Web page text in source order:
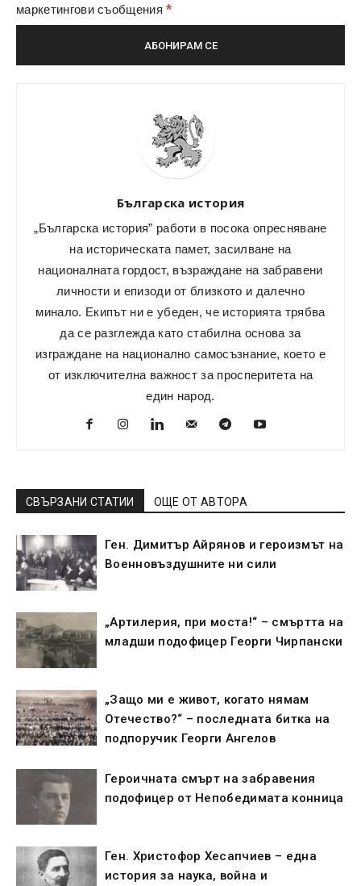
маркетингови съобщения*
Българска история
„Българска история” работи в посока опресняване
на историческата памет, засилване на
националната гордост, възраждане на забравени
личности и епизоди от близкото и далечно
минало. Екипът ни е убеден, че историята трябва
да се разглежда като стабилна основа за
изграждане на национално самосъзнание, което е
от изключителна важност за просперитета на
един народ.
СВЪРЗАНИ СТАТИИ ОЩЕ ОТ АВТОРА
Ген. Димитър Айрянов и героизмът на
Военновъздушните ни сили
„Артилерия, при моста!“ – смъртта на
младши подофицер Георги Чирпански
„Защо ми е живот, когато нямам
Отечество?“ – последната битка на
подпоручик Георги Ангелов
Героичната смърт на забравения
подофицер от Непобедимата конница
Ген. Христофор Хесапчиев – една
история за наука, война и